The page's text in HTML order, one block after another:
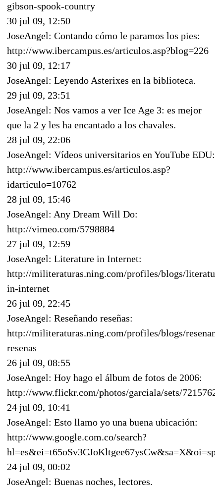
gibson-spook-country
30 jul 09, 12:50
JoseAngel: Contando cómo le paramos los pies:
http://www.ibercampus.es/articulos.asp?blog=226
30 jul 09, 12:17
JoseAngel: Leyendo Asterixes en la biblioteca.
29 jul 09, 23:51
JoseAngel: Nos vamos a ver Ice Age 3: es mejor
que la 2 y les ha encantado a los chavales.
28 jul 09, 22:06
JoseAngel: Vídeos universitarios en YouTube EDU:
http://www.ibercampus.es/articulos.asp?
idarticulo=10762
28 jul 09, 15:46
JoseAngel: Any Dream Will Do:
http://vimeo.com/5798884
27 jul 09, 12:59
JoseAngel: Literature in Internet:
http://militeraturas.ning.com/profiles/blogs/
in-internet
26 jul 09, 22:45
JoseAngel: Reseñando reseñas:
http://militeraturas.ning.com/profiles/blogs/
resenas
26 jul 09, 08:55
JoseAngel: Hoy hago el álbum de fotos de 2006:
http://www.flickr.com/photos/garciala/sets/
24 jul 09, 10:41
JoseAngel: Esto llamo yo una buena ubicación:
http://www.google.com.co/search?
24 jul 09, 00:02
JoseAngel: Buenas noches, lectores.